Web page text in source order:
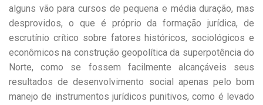
alguns vão para cursos de pequena e média duração, mas
desprovidos, o que é próprio da formação jurídica, de
escrutínio crítico sobre fatores históricos, sociológicos e
econômicos na construção geopolítica da superpotência do
Norte, como se fossem facilmente alcançáveis seus
resultados de desenvolvimento social apenas pelo bom
manejo de instrumentos jurídicos punitivos, como é levado